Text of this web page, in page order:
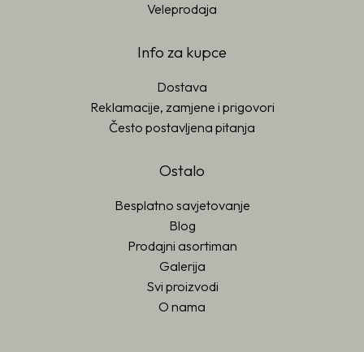
Veleprodaja
Info za kupce
Dostava
Reklamacije, zamjene i prigovori
Često postavljena pitanja
Ostalo
Besplatno savjetovanje
Blog
Prodajni asortiman
Galerija
Svi proizvodi
O nama